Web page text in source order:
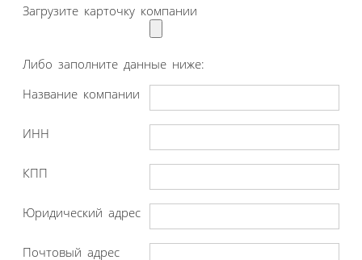
Загрузите карточку компании
Либо заполните данные ниже:
Название компании
ИНН
КПП
Юридический адрес
Почтовый адрес